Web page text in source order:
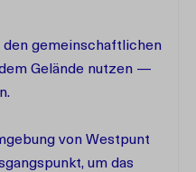
den gemeinschaftlichen
Gelände nutzen —
von Westpunt
um das